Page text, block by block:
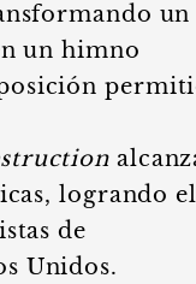
un
un himno
logrando el
de
Unidos.